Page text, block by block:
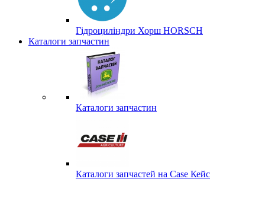
Гідроциліндри Хорш HORSCH
Каталоги запчастин
Каталоги запчастин
Каталоги запчастей на Case Кейс